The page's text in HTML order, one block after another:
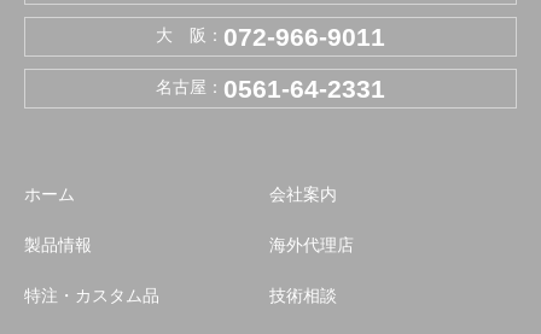
大 阪： 072-966-9011
名古屋： 0561-64-2331
ホーム
製品情報
特注・カスタム品
会社案内
海外代理店
技術相談